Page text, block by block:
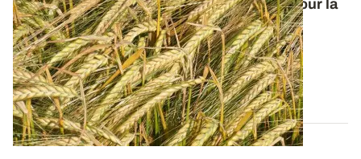
Orge de printemps : nos préconisations pour la
campagne 2026
Retrouvez tous les résultats d’essais de la dernière
campagne et nos préconisations pour...
13 FÉVR. 2026